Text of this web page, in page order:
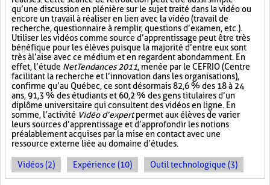
qu’une discussion en plénière sur le sujet traité dans la vidéo ou
encore un travail à réaliser en lien avec la vidéo (travail de
recherche, questionnaire à remplir, questions d’examen, etc.).
Utiliser les vidéos comme source d’apprentissage peut être très
bénéfique pour les élèves puisque la majorité d’entre eux sont
très à l’aise avec ce médium et en regardent abondamment. En
effet, l’étude NetTendances 2011, menée par le CEFRIO (Centre
facilitant la recherche et l’innovation dans les organisations),
confirme qu’au Québec, ce sont désormais 82,6 % des 18 à 24
ans, 91,3 % des étudiants et 60,2 % des gens titulaires d’un
diplôme universitaire qui consultent des vidéos en ligne. En
somme, l’activité Vidéo d’expertpermet aux élèves de varier
leurs sources d’apprentissage et d’approfondir les notions
préalablement acquises par la mise en contact avec une
ressource externe liée au domaine d’études.
Vidéos (2) Expérience (10) Outil technologique (3)